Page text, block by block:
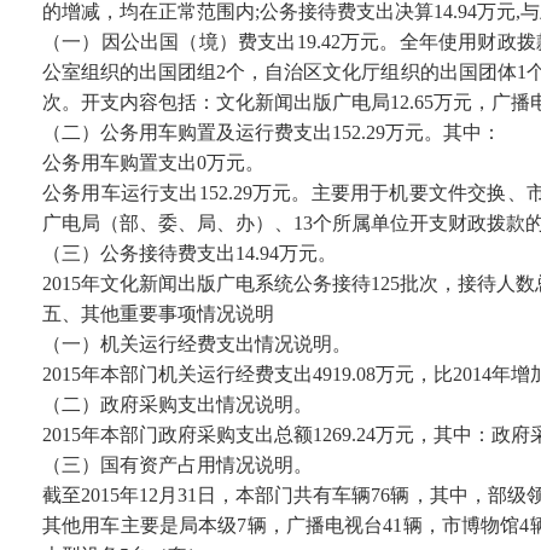
的增减，均在正常范围内;公务接待费支出决算14.94万元,
（一）因公出国（境）费支出19.42万元。全年使用财政
公室组织的出国团组2个，自治区文化厅组织的出国团体
次。开支内容包括：文化新闻出版广电局12.65万元，广播
（二）公务用车购置及运行费支出152.29万元。其中：
公务用车购置支出0万元。
公务用车运行支出152.29万元。主要用于机要文件交换
广电局（部、委、局、办）、13个所属单位开支财政拨款
（三）公务接待费支出14.94万元。
2015年文化新闻出版广电系统公务接待125批次，接待人数
五、其他重要事项情况说明
（一）机关运行经费支出情况说明。
2015年本部门机关运行经费支出4919.08万元，比2014年
（二）政府采购支出情况说明。
2015年本部门政府采购支出总额1269.24万元，其中：政
（三）国有资产占用情况说明。
截至2015年12月31日，本部门共有车辆76辆，其中，部
其他用车主要是局本级7辆，广播电视台41辆，市博物馆